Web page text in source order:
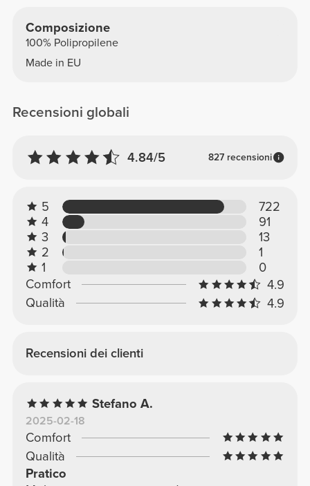
Composizione
100% Polipropilene
Made in EU
Recensioni globali
4.84/5 827 recensioni
5
722
4
91
3
13
2
1
1
0
Comfort
4.9
Qualità
4.9
Recensioni dei clienti
Stefano A.
2025-02-18
Comfort
Qualità
Pratico